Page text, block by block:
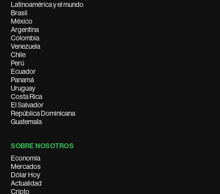
Latinoamérica y el mundo
Brasil
México
Argentina
Colombia
Venezuela
Chile
Perú
Ecuador
Panamá
Uruguay
Costa Rica
El Salvador
República Dominicana
Guatemala
SOBRE NOSOTROS
Economía
Mercados
Dólar Hoy
Actualidad
Cripto